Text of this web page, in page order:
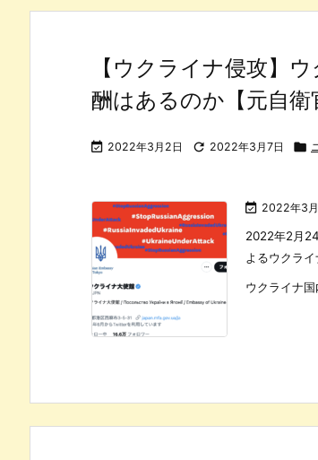
【ウクライナ侵攻】
酬はあるのか【元自衛
 2022年3月2日  2022年3月7日 
 2022年3
2022年2月
よるウクラ
ウクライナ